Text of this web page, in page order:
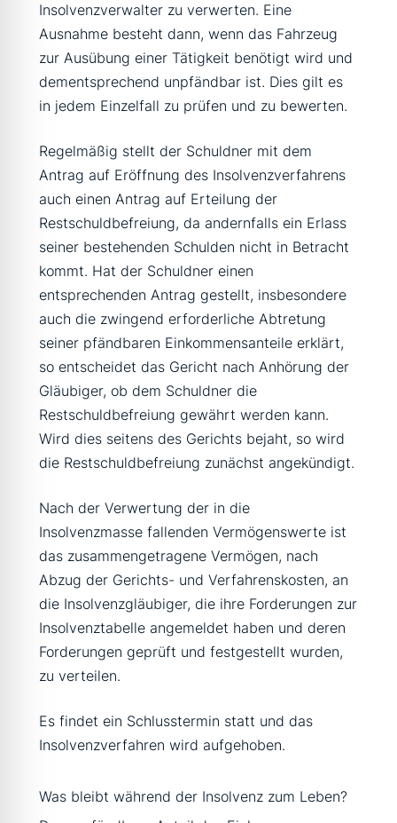
Insolvenzverwalter zu verwerten. Eine
Ausnahme besteht dann, wenn das Fahrzeug
zur Ausübung einer Tätigkeit benötigt wird und
dementsprechend unpfändbar ist. Dies gilt es
in jedem Einzelfall zu prüfen und zu bewerten.
Regelmäßig stellt der Schuldner mit dem
Antrag auf Eröffnung des Insolvenzverfahrens
auch einen Antrag auf Erteilung der
Restschuldbefreiung, da andernfalls ein Erlass
seiner bestehenden Schulden nicht in Betracht
kommt. Hat der Schuldner einen
entsprechenden Antrag gestellt, insbesondere
auch die zwingend erforderliche Abtretung
seiner pfändbaren Einkommensanteile erklärt,
so entscheidet das Gericht nach Anhörung der
Gläubiger, ob dem Schuldner die
Restschuldbefreiung gewährt werden kann.
Wird dies seitens des Gerichts bejaht, so wird
die Restschuldbefreiung zunächst angekündigt.
Nach der Verwertung der in die
Insolvenzmasse fallenden Vermögenswerte ist
das zusammengetragene Vermögen, nach
Abzug der Gerichts- und Verfahrenskosten, an
die Insolvenzgläubiger, die ihre Forderungen zur
Insolvenztabelle angemeldet haben und deren
Forderungen geprüft und festgestellt wurden,
zu verteilen.
Es findet ein Schlusstermin statt und das
Insolvenzverfahren wird aufgehoben.
Was bleibt während der Insolvenz zum Leben?